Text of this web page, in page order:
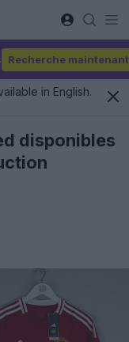
Recherche maintenant
in English.
disponibles